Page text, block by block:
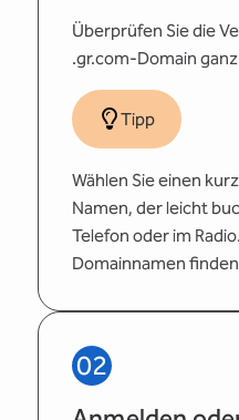
Überprüfen Sie die
.gr.com-Domain
Tipp
Wählen Sie einen
Namen, der leicht
Telefon oder im
Domainnamen
02